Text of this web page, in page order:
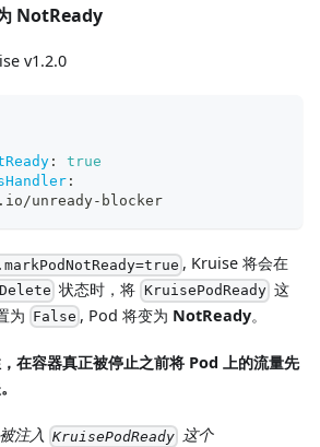
NotReady
v1.2.0
:
true
:
unready- blocker
, Kruise 将会在
状态时，将 KruisePodReady 这
为 False , Pod 将变为 NotReady。
在容器真正被停止之前将 Pod 上的流量先
注入 KruisePodReady 这个